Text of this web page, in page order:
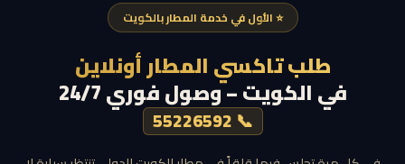
⭐ الأول في خدمة المطار بالكويت
طلب تاكسي المطار أونلاين
في الكويت – وصول فوري 24/7
📞 55226592